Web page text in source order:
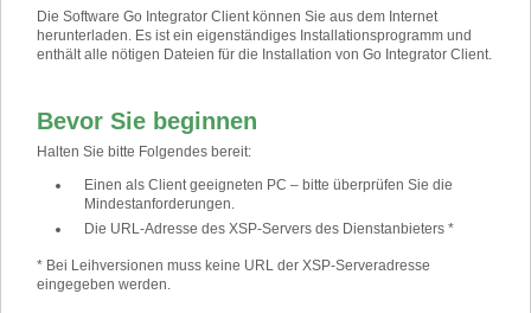
Die Software Go Integrator Client können Sie aus dem Internet
herunterladen. Es ist ein eigenständiges Installationsprogramm und
enthält alle nötigen Dateien für die Installation von Go Integrator Client.
Bevor Sie beginnen
Halten Sie bitte Folgendes bereit:
Einen als Client geeigneten PC – bitte überprüfen Sie die
Mindestanforderungen.
Die URL-Adresse des XSP-Servers des Dienstanbieters *
* Bei Leihversionen muss keine URL der XSP-Serveradresse
eingegeben werden.